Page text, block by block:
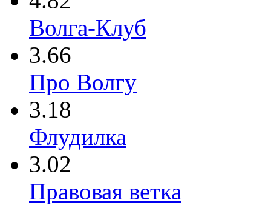
Волга-Клуб
3.66
Про Волгу
3.18
Флудилка
3.02
Правовая ветка